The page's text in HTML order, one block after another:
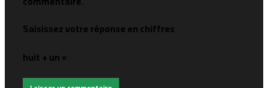
Saisissez votre réponse en chiffres
huit + un =